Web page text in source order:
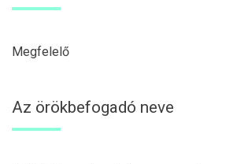
Megfelelő
Az örökbefogadó neve